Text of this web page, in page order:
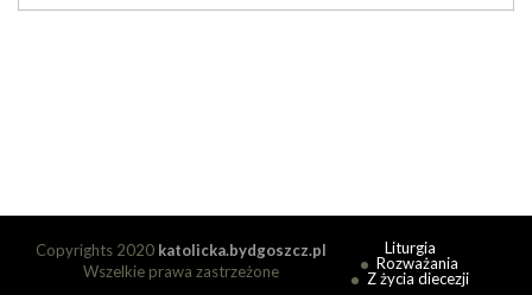
Copyrights 2020 katolicka.bydgoszcz.pl
Wszelkie prawa zastrzeżone
Liturgia
Rozważania
Z życia diecezji